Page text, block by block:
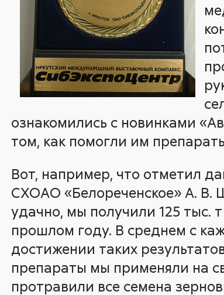
ознакомились с новинками
том, как помогли им
Вот, например, что отметил
СХОАО «Белореченское» А. В.
удачно, мы получили 125 тыс.
прошлом году. В среднем с
достижении таких
препараты мы применяли на
протравили все семена